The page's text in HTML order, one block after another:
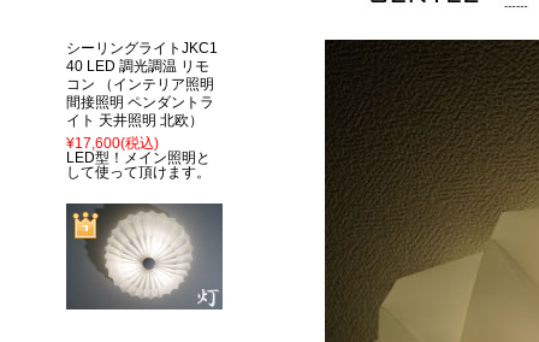
シーリングライトJKC1
40 LED 調光調温 リモ
コン （インテリア照明
間接照明 ペンダントラ
イト 天井照明 北欧）
¥17,600(税込)
LED型！メイン照明と
して使って頂けます。